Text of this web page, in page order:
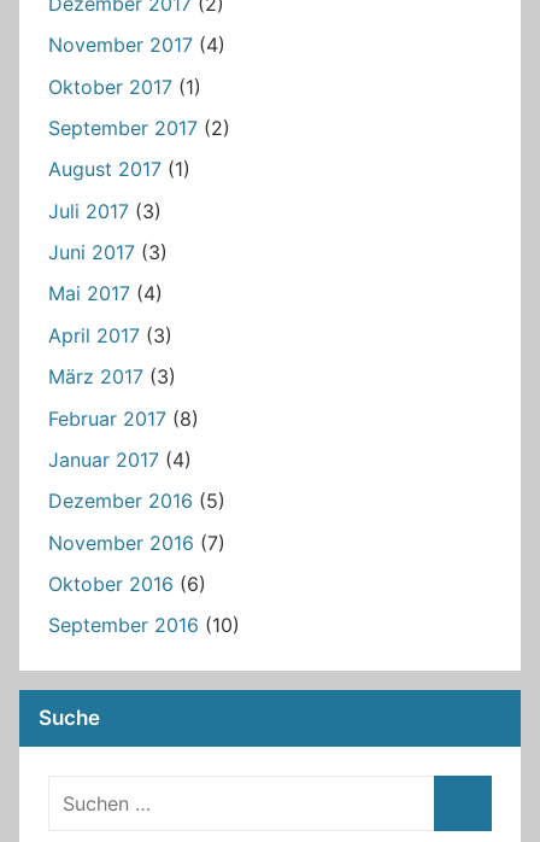
November 2017 (4)
Oktober 2017 (1)
September 2017 (2)
August 2017 (1)
Juli 2017 (3)
Juni 2017 (3)
Mai 2017 (4)
April 2017 (3)
März 2017 (3)
Februar 2017 (8)
Januar 2017 (4)
Dezember 2016 (5)
November 2016 (7)
Oktober 2016 (6)
September 2016 (10)
Suche